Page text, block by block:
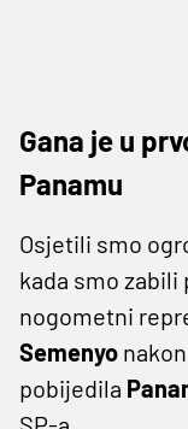
Gana je u
Panamu
Osjetili smo
kada smo
nogometni
Semenyo
pobijedila